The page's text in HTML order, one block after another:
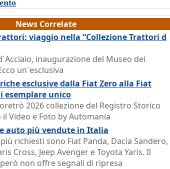
News Correlate
viaggio nella “Collezione Trattori d
inaugurazione del Museo dei
un´esclusiva
esclusive dalla Fiat Zero alla Fiat
esemplare unico
2026 collezione del Registro Storico
il Video e Foto by Automania
auto più vendute in Italia
richiesti sono Fiat Panda, Dacia Sandero,
Cross, Jeep Avenger e Toyota Yaris. Il
non offre segnali di ripresa